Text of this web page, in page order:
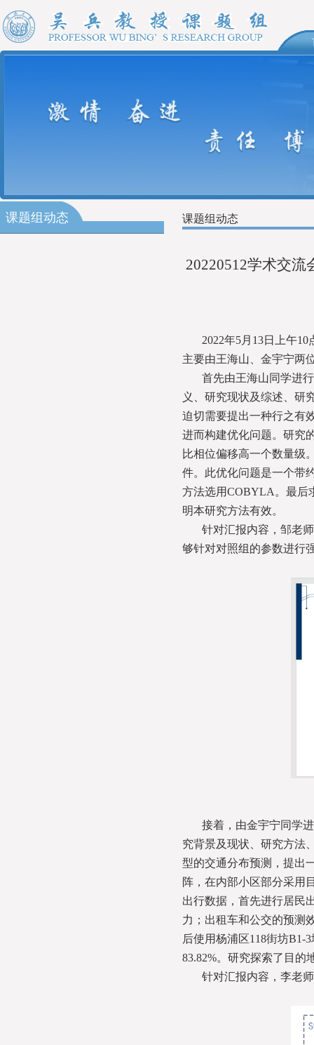
课题组动态 课题组动态
20220512学术交
2022年5月13日上午
主要由王海山、金宇宁两
首先由王海山同学进
义、研究现状及综述、研
迫切需要提出一种行之有
进而构建优化问题。研究
比相位偏移高一个数量级
件。此优化问题是一个带
方法选用COBYLA。最后
明本研究方法有效。
针对汇报内容，邹老
够针对对照组的参数进行
接着，由金宇宁同学
究背景及现状、研究方法
型的交通分布预测，提出
阵，在内部小区部分采用
出行数据，首先进行居民
力；出租车和公交的预测
后使用杨浦区118街坊B1-
83.82%。研究探索了目的
针对汇报内容，李老